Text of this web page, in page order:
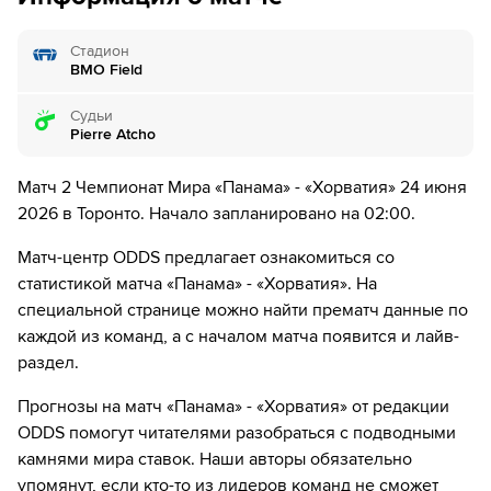
9´
Судья сигнализирует, что Матео Ковачич из команды
Хорватия поставил подножку. Пострадал Карлос Харви
10´
Панама совершает вбрасывание на половине поля
противника
11´
Хорватия совершает вбрасывание на своей половине
13´
Безумный фол. Лука Модрич грубо играет против
соперника. Пострадал Хосе Луис Родригес
15´ Хорватия совершает вбрасывание на половине поля
противника
18´ О, нет. Из многообещающей позиции Jose Fajardo из
команды Панама наносит удар, но очень мимо ворот.
Упущен шанс.
Стадион
BMO Field
Судьи
Pierre Atcho
Матч 2 Чемпионат Мира «Панама» - «Хорватия» 24 июня
2026 в Торонто. Начало запланировано на 02:00.
Матч-центр ODDS предлагает ознакомиться со
cтатистикой матча «Панама» - «Хорватия». На
специальной странице можно найти прематч данные по
каждой из команд, а с началом матча появится и лайв-
раздел.
Прогнозы на матч «Панама» - «Хорватия» от редакции
ODDS помогут читателями разобраться с подводными
камнями мира ставок. Наши авторы обязательно
упомянут, если кто-то из лидеров команд не сможет